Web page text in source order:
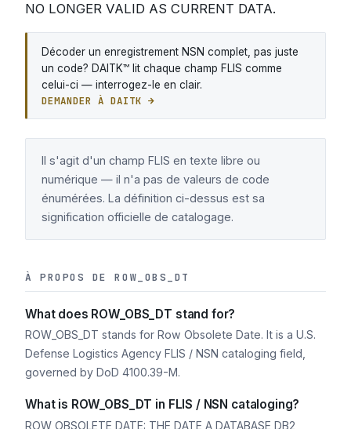
NO LONGER VALID AS CURRENT DATA.
Décoder un enregistrement NSN complet, pas juste
un code? DAITK™ lit chaque champ FLIS comme
celui-ci — interrogez-le en clair.
DEMANDER À DAITK →
Il s'agit d'un champ FLIS en texte libre ou
numérique — il n'a pas de valeurs de code
énumérées. La définition ci-dessus est sa
signification officielle de catalogage.
À PROPOS DE ROW_OBS_DT
What does ROW_OBS_DT stand for?
ROW_OBS_DT stands for Row Obsolete Date. It is a U.S.
Defense Logistics Agency FLIS / NSN cataloging field,
governed by DoD 4100.39-M.
What is ROW_OBS_DT in FLIS / NSN cataloging?
ROW OBSOLETE DATE: THE DATE A DATABASE DB2